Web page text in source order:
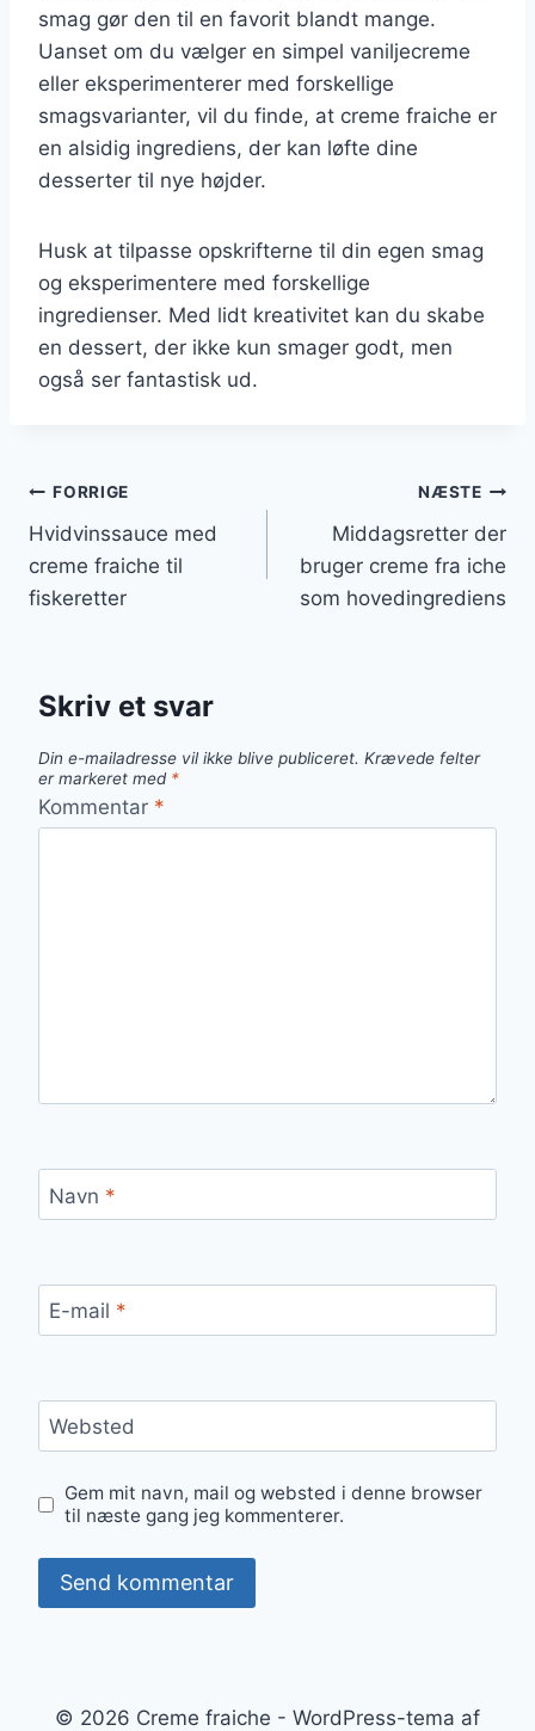
smag gør den til en favorit blandt mange.
Uanset om du vælger en simpel vaniljecreme
eller eksperimenterer med forskellige
smagsvarianter, vil du finde, at creme fraiche er
en alsidig ingrediens, der kan løfte dine
desserter til nye højder.
Husk at tilpasse opskrifterne til din egen smag
og eksperimentere med forskellige
ingredienser. Med lidt kreativitet kan du skabe
en dessert, der ikke kun smager godt, men
også ser fantastisk ud.
Indlægsnavigation
FORRIGE
Hvidvinssauce med
creme fraiche til
fiskeretter
NÆSTE
Middagsretter der
bruger creme fra iche
som hovedingrediens
Skriv et svar
Din e-mailadresse vil ikke blive publiceret. Krævede felter
er markeret med *
Kommentar *
Navn *
E-mail *
Websted
Gem mit navn, mail og websted i denne browser
til næste gang jeg kommenterer.
© 2026 Creme fraiche - WordPress-tema af